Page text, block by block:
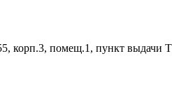
корп.3, помещ.1, пункт